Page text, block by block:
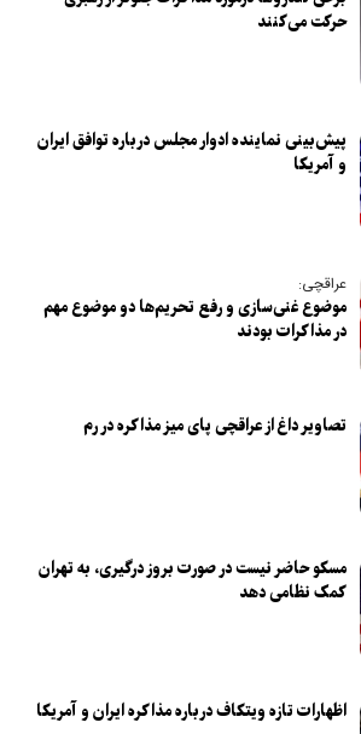
حرکت می‌کنند
پیش‌بینی نماینده ادوار مجلس درباره توافق ایران
و آمریکا
عراقچی:
موضوع غنی‌سازی و رفع تحریم‌ها دو موضوع مهم
در مذاکرات بودند
تصاویر داغ از عراقچی پای میز مذاکره در رم
مسکو حاضر نیست در صورت بروز درگیری، به تهران
کمک نظامی دهد
اظهارات تازه ویتکاف درباره مذاکره ایران و آمریکا